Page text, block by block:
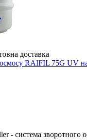
доставка
RAIFIL 75G UV
- система зворотного